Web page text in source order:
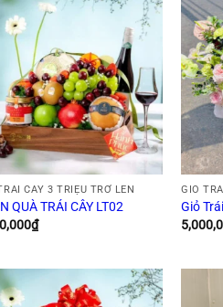
CÂY 3 TRIỆU TRỞ LÊN
QUÀ TRÁI CÂY LT02
₫
GIỎ
Giỏ